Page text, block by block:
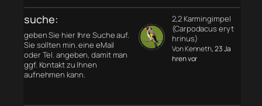
suche:
geben Sie hier Ihre Suche auf.
Sie sollten min. eine eMail
oder Tel. angeben, damit man
ggf. Kontakt zu Ihnen
aufnehmen kann.
2,2 Karmingimpel
(Carpodacus eryt
hrinus)
Von Kenneth, 23 Ja
hren vor